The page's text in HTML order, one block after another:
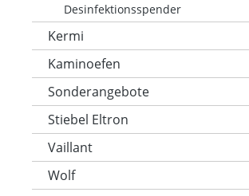
Desinfektionsspender
Kermi
Kaminoefen
Sonderangebote
Stiebel Eltron
Vaillant
Wolf